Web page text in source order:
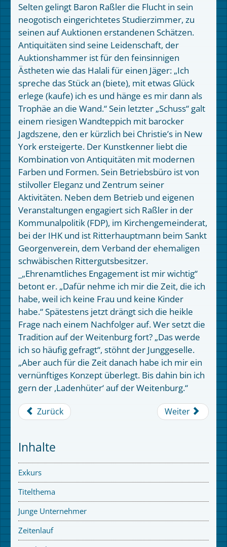
Selten gelingt Baron Raßler die Flucht in sein
neogotisch eingerichtetes Studierzimmer, zu
seinen auf Auktionen erstandenen Schätzen.
Antiquitäten sind seine Leidenschaft, der
Auktionshammer ist für den feinsinnigen
Ästheten wie das Halali für einen Jäger: „Ich
spreche das Stück an (biete), mit etwas Glück
erlege (kaufe) ich es und hänge es mir dann als
Trophäe an die Wand.“ Sein letzter „Schuss“ galt
einem riesigen Wandteppich mit barocker
Jagdszene, den er kürzlich bei Christie’s in New
York ersteigerte. Der Kunstkenner liebt die
Kombination von Antiquitäten mit modernen
Farben und Formen. Sein Betriebsbüro ist von
stilvoller Eleganz und Zentrum seiner
Aktivitäten. Neben dem Betrieb und eigenen
Veranstaltungen engagiert sich Raßler in der
Kommunalpolitik (FDP), im Kirchengemeinderat,
bei der IHK und ist Ritterhauptmann beim Sankt
Georgenverein, dem Verband der ehemaligen
schwäbischen Rittergutsbesitzer.
_„Ehrenamtliches Engagement ist mir wichtig“
betont er. „Dafür nehme ich mir die Zeit, die ich
habe, weil ich keine Frau und keine Kinder
habe.“ Spätestens jetzt drängt sich die heikle
Frage nach einem Nachfolger auf. Wer setzt die
Tradition auf der Weitenburg fort? „Das werde
ich so häufig gefragt“, stöhnt der Junggeselle.
„Aber auch für die Zeit danach habe ich mir ein
vernünftiges Konzept überlegt. Bis dahin bin ich
gern der ,Ladenhüter‘ auf der Weitenburg.“
Zurück Weiter
Inhalte
Exkurs
Titelthema
Junge Unternehmer
Zeitenlauf